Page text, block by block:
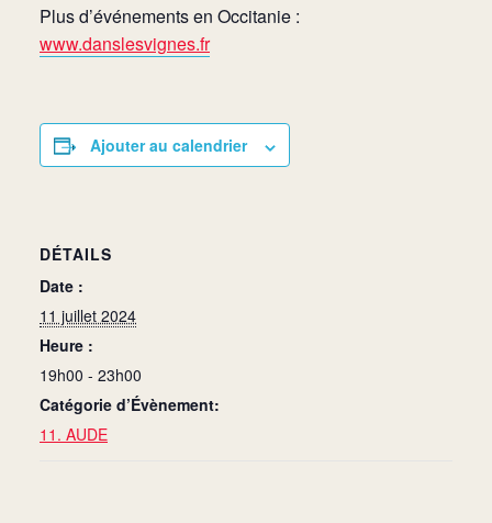
Plus d’événements en Occitanie :
www.danslesvignes.fr
Ajouter au calendrier
DÉTAILS
Date :
11 juillet 2024
Heure :
19h00 - 23h00
Catégorie d’Évènement:
11. AUDE